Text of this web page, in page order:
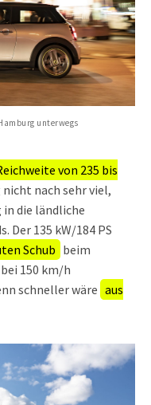
unterwegs
von 235 bis
nach sehr viel,
die ländliche
Der 135 kW/184 PS
Schub beim
150 km/h
schneller wäre aus